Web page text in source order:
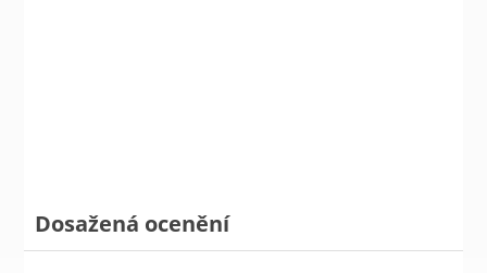
Dosažená ocenění